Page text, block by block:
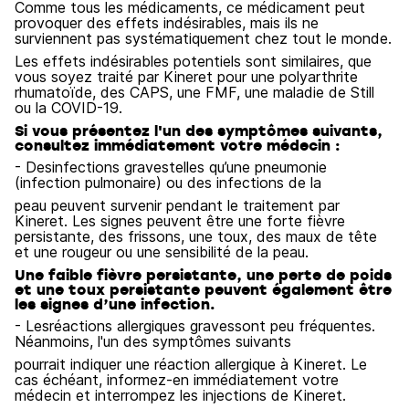
Comme tous les médicaments, ce médicament peut
provoquer des effets indésirables, mais ils ne
surviennent pas systématiquement chez tout le monde.
Les effets indésirables potentiels sont similaires, que
vous soyez traité par Kineret pour une polyarthrite
rhumatoïde, des CAPS, une FMF, une maladie de Still
ou la COVID-19.
Si vous présentez l'un des symptômes suivants,
consultez immédiatement votre médecin :
- Desinfections gravestelles qu’une pneumonie
(infection pulmonaire) ou des infections de la
peau peuvent survenir pendant le traitement par
Kineret. Les signes peuvent être une forte fièvre
persistante, des frissons, une toux, des maux de tête
et une rougeur ou une sensibilité de la peau.
Une faible fièvre persistante, une perte de poids
et une toux persistante peuvent également être
les signes d’une infection.
- Lesréactions allergiques gravessont peu fréquentes.
Néanmoins, l'un des symptômes suivants
pourrait indiquer une réaction allergique à Kineret. Le
cas échéant, informez-en immédiatement votre
médecin et interrompez les injections de Kineret.